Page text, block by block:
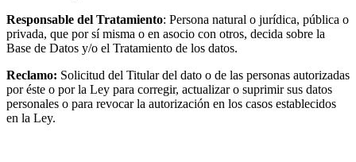
Responsable del Tratamiento: Persona natural o jurídica, pública o
privada, que por sí misma o en asocio con otros, decida sobre la
Base de Datos y/o el Tratamiento de los datos.
Reclamo: Solicitud del Titular del dato o de las personas autorizadas
por éste o por la Ley para corregir, actualizar o suprimir sus datos
personales o para revocar la autorización en los casos establecidos
en la Ley.